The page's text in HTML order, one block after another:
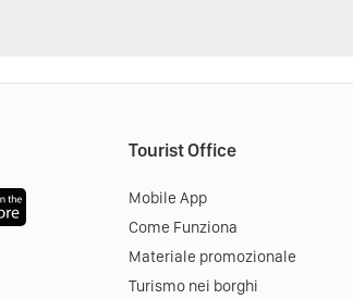
Tourist Office
Mobile App
Come Funziona
Materiale promozionale
Turismo nei borghi